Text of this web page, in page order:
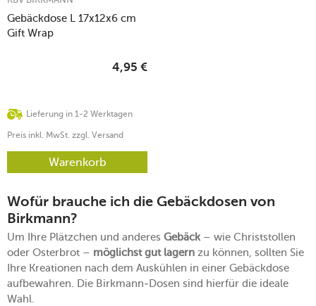
Gebäckdose L 17x12x6 cm
Gift Wrap
Lieferung in 1-2 Werktagen
4,95 €
Preis inkl. MwSt. zzgl. Versand
Warenkorb
Wofür brauche ich die Gebäckdosen von
Birkmann?
Um Ihre Plätzchen und anderes Gebäck– wie Christstollen
oder Osterbrot – möglichst gut lagern zu können, sollten Sie
Ihre Kreationen nach dem Auskühlen in einer Gebäckdose
aufbewahren. Die Birkmann-Dosen sind hierfür die ideale
Wahl.